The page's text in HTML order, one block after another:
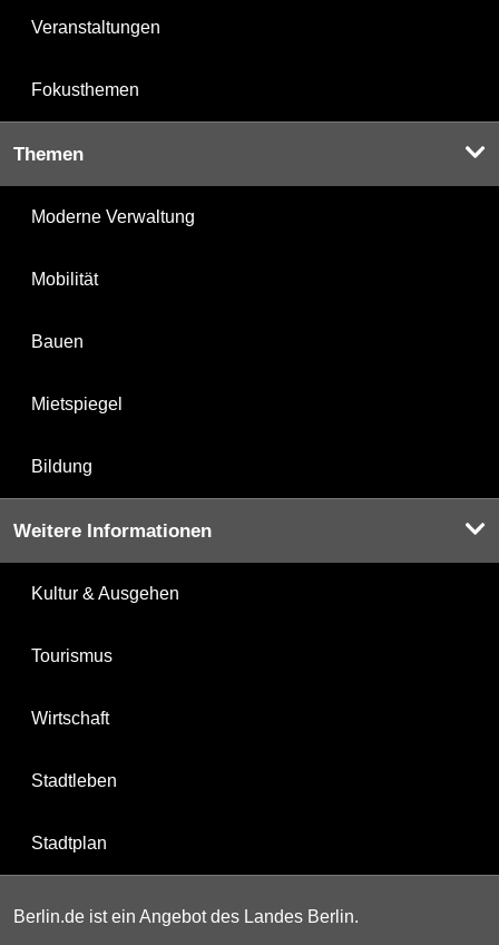
Veranstaltungen
Fokusthemen
Themen
Moderne Verwaltung
Mobilität
Bauen
Mietspiegel
Bildung
Weitere Informationen
Kultur & Ausgehen
Tourismus
Wirtschaft
Stadtleben
Stadtplan
Berlin.de ist ein Angebot des Landes Berlin.